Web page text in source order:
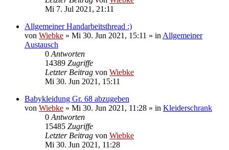
Mi 7. Jul 2021, 21:11
Allgemeiner Handarbeitsthread :)
von Wiebke » Mi 30. Jun 2021, 15:11 » inAllgemeiner
Austausch
0Antworten
14389 Zugriffe
Letzter Beitrag von Wiebke
Mi 30. Jun 2021, 15:11
Babykleidung Gr. 68 abzugeben
von Wiebke » Mi 30. Jun 2021, 11:28 » in Kleiderschrank
0Antworten
15485 Zugriffe
Letzter Beitrag von Wiebke
Mi 30. Jun 2021, 11:28